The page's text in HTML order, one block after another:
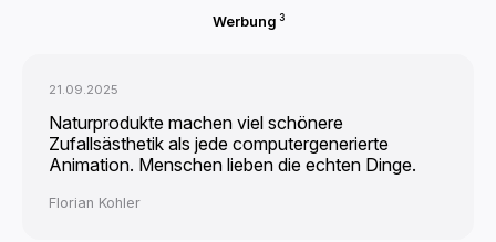
Werbung 3
21.09.2025
Naturprodukte machen viel schönere
Zufallsästhetik als jede computergenerierte
Animation. Menschen lieben die echten Dinge.
Florian Kohler